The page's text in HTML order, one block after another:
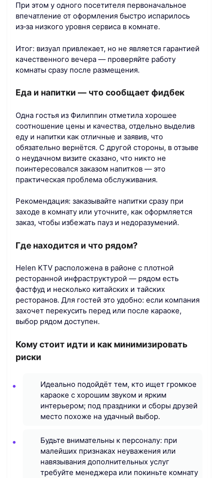
При этом у одного посетителя первоначальное
впечатление от оформления быстро испарилось
из‑за низкого уровня сервиса в комнате.
Итог: визуал привлекает, но не является гарантией
качественного вечера — проверяйте работу
комнаты сразу после размещения.
Еда и напитки — что сообщает фидбек
Одна гостья из Филиппин отметила хорошее
соотношение цены и качества, отдельно выделив
еду и напитки как отличные и заявив, что
обязательно вернётся. С другой стороны, в отзыве
о неудачном визите сказано, что никто не
поинтересовался заказом напитков — это
практическая проблема обслуживания.
Рекомендация: заказывайте напитки сразу при
заходе в комнату или уточните, как оформляется
заказ, чтобы избежать пауз и недоразумений.
Где находится и что рядом?
Helen KTV расположена в районе с плотной
ресторанной инфраструктурой — рядом есть
фастфуд и несколько китайских и тайских
ресторанов. Для гостей это удобно: если компания
захочет перекусить перед или после караоке,
выбор рядом доступен.
Кому стоит идти и как минимизировать
риски
Идеально подойдёт тем, кто ищет громкое
караоке с хорошим звуком и ярким
интерьером; под праздники и сборы друзей
место похоже на удачный выбор.
Будьте внимательны к персоналу: при
малейших признаках неуважения или
навязывания дополнительных услуг
требуйте менеджера или покиньте комнату